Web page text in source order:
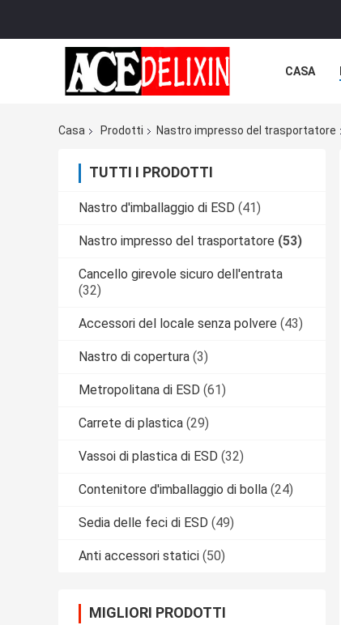
CASA
Casa Prodotti Nastro impresso del trasportatore
TUTTI I PRODOTTI
Nastro d'imballaggio di ESD (41)
Nastro impresso del trasportatore (53)
Cancello girevole sicuro dell'entrata
(32)
Accessori del locale senza polvere (43)
Nastro di copertura (3)
Metropolitana di ESD (61)
Carrete di plastica (29)
Vassoi di plastica di ESD (32)
Contenitore d'imballaggio di bolla (24)
Sedia delle feci di ESD (49)
Anti accessori statici (50)
MIGLIORI PRODOTTI